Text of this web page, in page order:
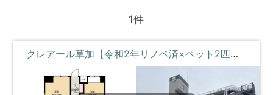
1件
クレアール草加【令和2年リノベ済×ペット2匹可】